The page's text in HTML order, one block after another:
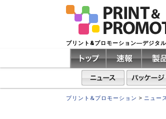
プリント&プロモーション―デジタ
プリント&プロモーション > ニュー